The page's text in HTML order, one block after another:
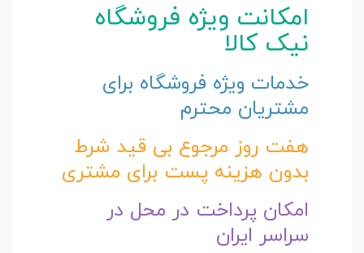
امکانت ویژه فروشگاه
نیک کالا
خدمات ویژه فروشگاه برای
مشتریان محترم
هفت روز مرجوع بی قید شرط
بدون هزینه پست برای مشتری
امکان پرداخت در محل در
سراسر ایران